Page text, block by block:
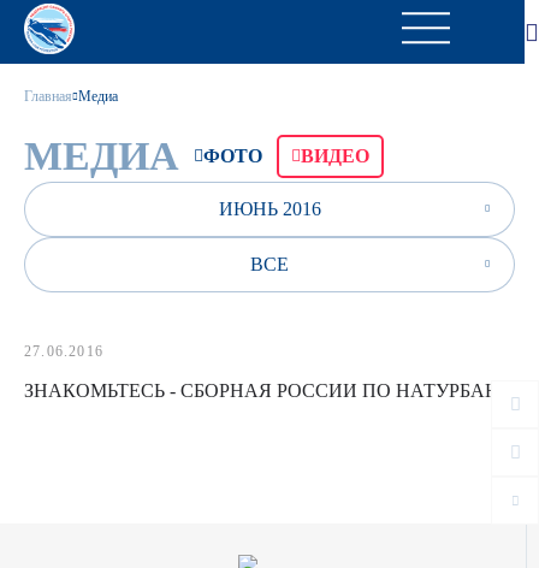
Главная Медиа
МЕДИА ФОТО ВИДЕО
ИЮНЬ 2016
ВСЕ
27.06.2016
ЗНАКОМЬТЕСЬ - СБОРНАЯ РОССИИ ПО НАТУРБАНУ